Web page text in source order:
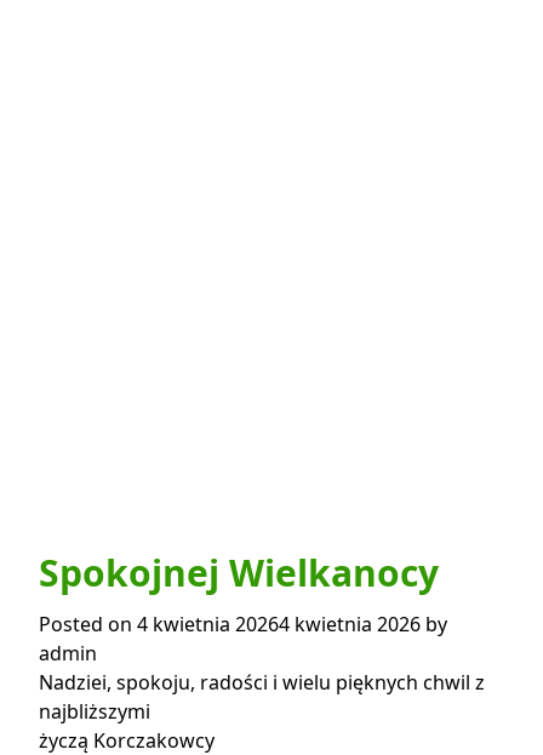
Spokojnej Wielkanocy
Posted on 4 kwietnia 20264 kwietnia 2026 by
admin
Nadziei, spokoju, radości i wielu pięknych chwil z
najbliższymi
życzą Korczakowcy